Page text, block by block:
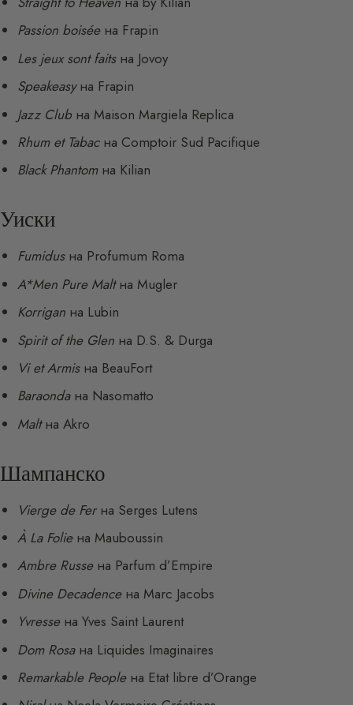
Passion boiséeна Frapin
Les jeux sont faitsна Jovoy
Speakeasyна Frapin
Jazz Club на Maison Margiela Replica
Rhum et Tabacна Comptoir Sud Pacifique
Black Phantomна Kilian
Уиски
Fumidusна Profumum Roma
A*Men Pure Maltна Mugler
Korrigan на Lubin
Spirit of the Glen на D.S. & Durga
Vi et Armisна BeauFort
Baraondaна Nasomatto
Maltна Akro
Шампанско
Vierge de Ferна Serges Lutens
À La Folieна Mauboussin
Ambre Russeна Parfum d’Empire
Divine Decadenceна Marc Jacobs
Yvresseна Yves Saint Laurent
Dom Rosaна Liquides Imaginaires
Remarkable Peopleна Etat libre d’Orange